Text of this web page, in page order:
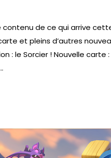
de ce qui arrive
et pleins d’autres
le Sorcier ! Nouvelle carte :